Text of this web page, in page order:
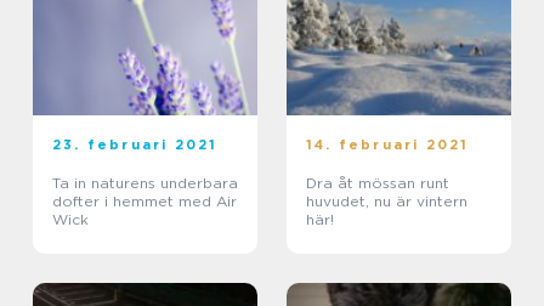
23. februari 2021
Ta in naturens underbara
dofter i hemmet med Air
Wick
14. februari 2021
Dra åt mössan runt
huvudet, nu är vintern
här!